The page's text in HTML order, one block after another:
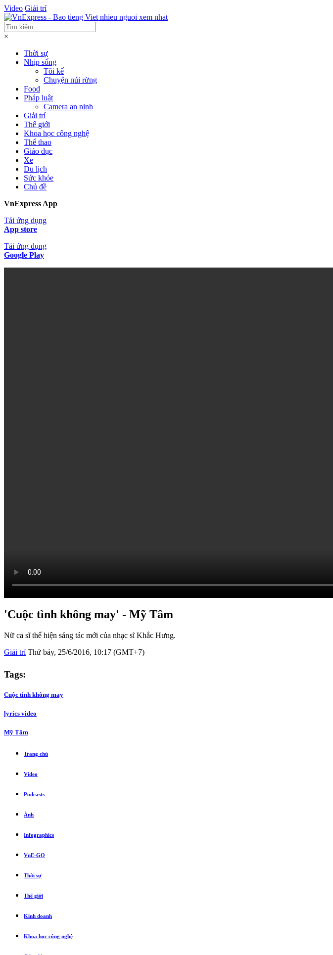
Video Giải trí
×
Thời sự
Nhịp sống
Tôi kể
Chuyện núi rừng
Food
Pháp luật
Camera an ninh
Giải trí
Thế giới
Khoa học công nghệ
Thể thao
Giáo dục
Xe
Du lịch
Sức khỏe
Chủ đề
VnExpress App
Tải ứng dụng
App store
Tải ứng dụng
Google Play
'Cuộc tình không may' - Mỹ Tâm
Nữ ca sĩ thể hiện sáng tác mới của nhạc sĩ Khắc Hưng.
Giải trí Thứ bảy, 25/6/2016, 10:17 (GMT+7)
Tags:
Cuộc tinh không may
lyrics video
Mỹ Tâm
Trang chủ
Video
Podcasts
Ảnh
Infographics
VnE-GO
Thời sự
Thế giới
Kinh doanh
Khoa học công nghệ